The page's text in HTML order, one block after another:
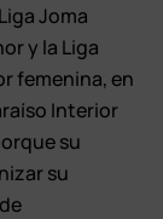
Joma
y la Liga
femenina, en
Interior
su
su